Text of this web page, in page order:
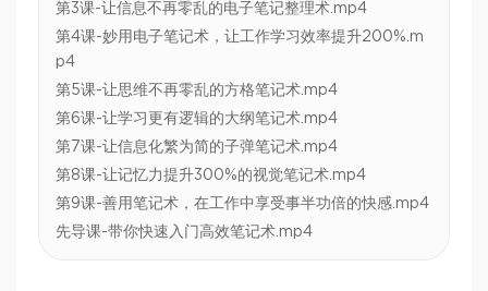
第3课-让信息不再零乱的电子笔记整理术.mp4
第4课-妙用电子笔记术，让工作学习效率提升200%.m
p4
第5课-让思维不再零乱的方格笔记术.mp4
第6课-让学习更有逻辑的大纲笔记术.mp4
第7课-让信息化繁为简的子弹笔记术.mp4
第8课-让记忆力提升300%的视觉笔记术.mp4
第9课-善用笔记术，在工作中享受事半功倍的快感.mp4
先导课-带你快速入门高效笔记术.mp4